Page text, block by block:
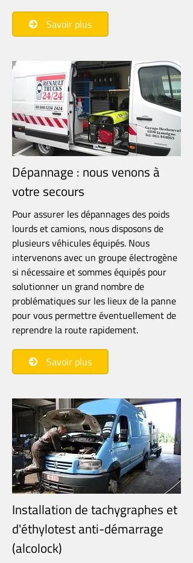
Savoir plus
Dépannage : nous venons à
votre secours
Pour assurer les dépannages des poids
lourds et camions, nous disposons de
plusieurs véhicules équipés. Nous
intervenons avec un groupe électrogène
si nécessaire et sommes équipés pour
solutionner un grand nombre de
problématiques sur les lieux de la panne
pour vous permettre éventuellement de
reprendre la route rapidement.
Savoir plus
Installation de tachygraphes et
d'éthylotest anti-démarrage
(alcolock)